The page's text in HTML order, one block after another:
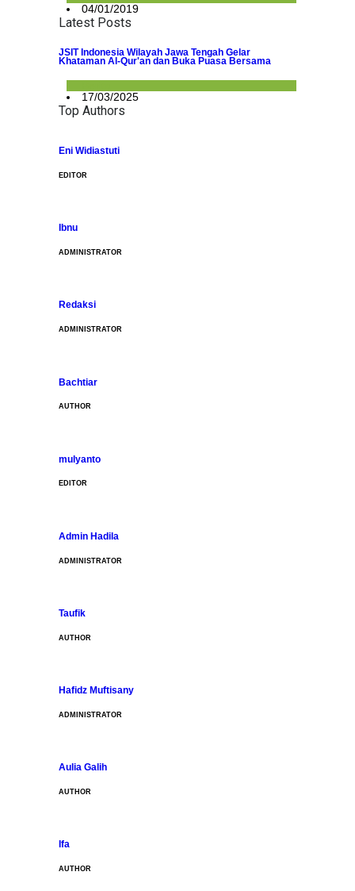
04/01/2019
Latest Posts
JSIT Indonesia Wilayah Jawa Tengah Gelar
Khataman Al-Qur'an dan Buka Puasa Bersama
17/03/2025
Top Authors
Eni Widiastuti
EDITOR
Ibnu
ADMINISTRATOR
Redaksi
ADMINISTRATOR
Bachtiar
AUTHOR
mulyanto
EDITOR
Admin Hadila
ADMINISTRATOR
Taufik
AUTHOR
Hafidz Muftisany
ADMINISTRATOR
Aulia Galih
AUTHOR
Ifa
AUTHOR